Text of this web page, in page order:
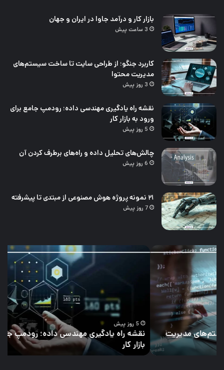
بازار کار و درآمد جاوا در ایران و جهان
3 ساعت پیش
کاربرد جنگو؛ از طراحی سایت تا ساخت سیستم‌های
مدیریت محتوا
3 روز پیش
نقشه راه یادگیری مهندسی داده؛ رودمپ جامع برای
ورود به بازار کار
5 روز پیش
چالش‌های تحلیل داده و راه‌های برطرف کردن آن
6 روز پیش
۲۱ نمونه پروژه هوش مصنوعی از مبتدی تا پیشرفته
7 روز پیش
نقشه
راه
یادگیری
مهندسی
داده؛
رودمپ
جامع
برای
ورود
به
5 روز پیش
نقشه راه یادگیری مهندسی داده؛ رودمپ جامع برای ورود به
بازار کار